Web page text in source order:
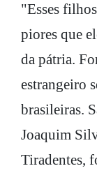
"Esses
piores que
da pátria.
estrangeiro
brasileiras.
Joaquim
Tiradentes,